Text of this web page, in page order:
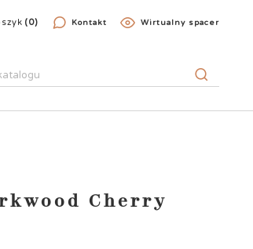
(0) Kontakt Wirtualny spacer
Cherry